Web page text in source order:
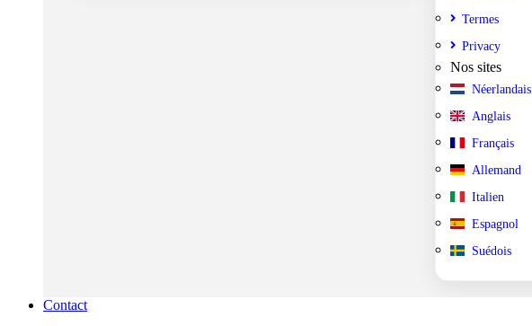
Termes
Privacy
Nos sites
Néerlandais
Anglais
Français
Allemand
Italien
Espagnol
Suédois
Contact